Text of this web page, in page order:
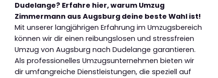
Dudelange? Erfahre hier, warum Umzug
Zimmermann aus Augsburg deine beste Wahl ist!
Mit unserer langjährigen Erfahrung im Umzugsbereich
können wir dir einen reibungslosen und stressfreien
Umzug von Augsburg nach Dudelange garantieren.
Als professionelles Umzugsunternehmen bieten wir
dir umfangreiche Dienstleistungen, die speziell auf